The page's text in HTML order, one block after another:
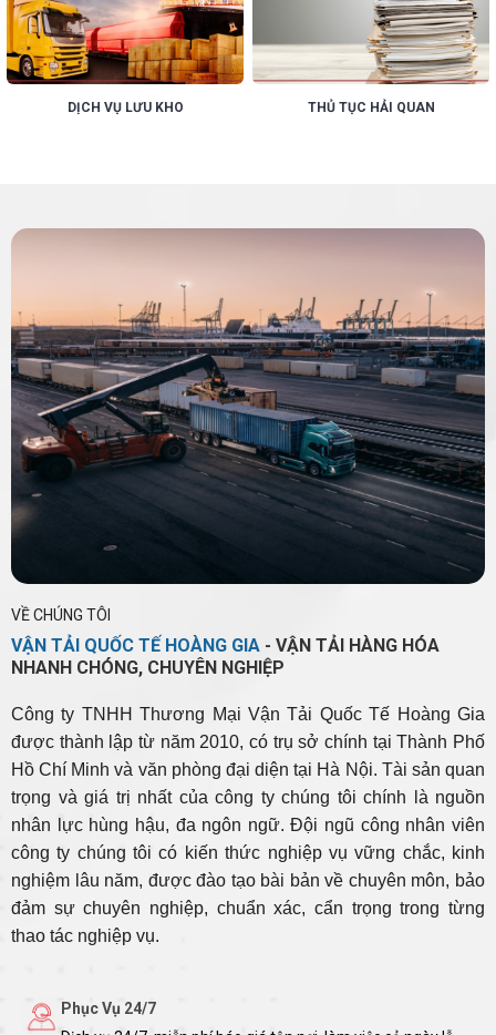
DỊCH VỤ LƯU KHO THỦ TỤC HẢI QUAN
VỀ CHÚNG TÔI
VẬN TẢI QUỐC TẾ HOÀNG GIA - VẬN TẢI HÀNG HÓA
NHANH CHÓNG, CHUYÊN NGHIỆP
Công ty TNHH Thương Mại Vận Tải Quốc Tế Hoàng Gia
được thành lập từ năm 2010, có trụ sở chính tại Thành Phố
Hồ Chí Minh và văn phòng đại diện tại Hà Nội. Tài sản quan
trọng và giá trị nhất của công ty chúng tôi chính là nguồn
nhân lực hùng hậu, đa ngôn ngữ. Đội ngũ công nhân viên
công ty chúng tôi có kiến thức nghiệp vụ vững chắc, kinh
nghiệm lâu năm, được đào tạo bài bản về chuyên môn, bảo
đảm sự chuyên nghiệp, chuẩn xác, cẩn trọng trong từng
thao tác nghiệp vụ.
Phục Vụ 24/7